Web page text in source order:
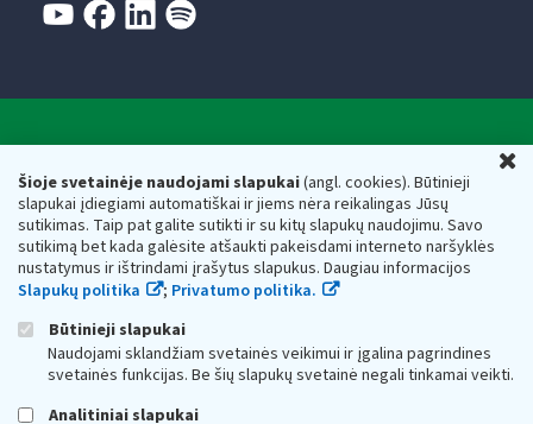
Šioje svetainėje naudojami slapukai(angl. cookies). Būtinieji
slapukai įdiegiami automatiškai ir jiems nėra reikalingas Jūsų
sutikimas. Taip pat galite sutikti ir su kitų slapukų naudojimu. Savo
sutikimą bet kada galėsite atšaukti pakeisdami interneto naršyklės
nustatymus ir ištrindami įrašytus slapukus. Daugiau informacijos
Slapukų politika
; Privatumo politika.
Būtinieji slapukai
Naudojami sklandžiam svetainės veikimui ir įgalina pagrindines
svetainės funkcijas. Be šių slapukų svetainė negali tinkamai veikti.
Analitiniai slapukai
Valstybinė mokesčių inspekcija prie Lietuvos
Respublikos finansų ministerijos
Biudžetinė įstaiga. Juridinio asmens kodas — 188659752,
adresas: Vasario 16-osios g. 14, 01107 Vilnius, Lietuva, el.paštas:
vmi@vmi.lt , E. pristatymo dėžutės adresas 188659752
Duomenys apie Valstybinę mokesčių inspekciją prie Lietuvos
Respublikos finansų ministerijos kaupiami ir saugomi Juridinių